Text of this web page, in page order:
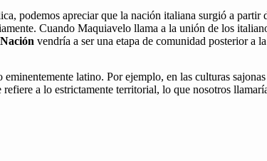
podemos apreciar que la nación italiana surgió a partir
Cuando Maquiavelo llama a la unión de los
Nación vendría a ser una etapa de comunidad posterior a
latino. Por ejemplo, en las culturas sajonas
refiere a lo estrictamente territorial, lo que nosotros